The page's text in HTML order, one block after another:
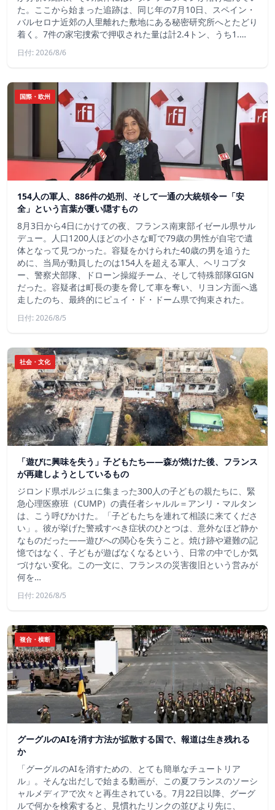
た。ここから始まった追跡は、同じ年の7月10日、スペイン・
バルセロナ近郊の人里離れた敷地にある秘密研究所へとたどり
着く。7件の家宅捜索で押収された量は計2.4トン、うち1.…
日付: 2026/8/6
国際・欧州
154人の軍人、886件の処刑、そして一通の大統領令ー「安
全」という言葉が覆い隠すもの
8月3日から4日にかけての夜、フランス南東部イゼール県サル
デュー。人口1200人ほどの小さな町で79歳の男性が自宅で遺
体となって見つかった。容疑をかけられた40歳の男を追うた
めに、当局が動員したのは154人を超える軍人、ヘリコプタ
ー、警察犬部隊、ドローン操縦チーム、そして特殊部隊GIGN
だった。容疑者は町長の妻を脅して車を奪い、リヨン方面へ逃
走したのち、最終的にピュイ・ド・ドーム県で拘束された。
日付: 2026/8/5
社会・文化
「遊びに興味を失う」子どもたち——森が焼けた後、フランス
が再建しようとしているもの
ジロンド県ポルジュに集まった300人の子どもの親たちに、緊
急心理医療班（CUMP）の責任者シャルル＝アンリ・マルタン
は、こう呼びかけた。「子どもたちを連れて相談に来てくださ
い」。彼が挙げた警戒すべき症状のひとつは、意外なほど静か
なものだった――遊びへの関心を失うこと。焼け跡や避難の記
憶ではなく、子どもが遊ばなくなるという、日常の中でしか気
づけない変化。この一文に、フランスの災害復旧という営みが
何を…
日付: 2026/8/5
複合・横断
グーグルのAIを消す方法が拡散する国で、報道は生き残れる
か
「グーグルのAIを消すための、とても簡単なチュートリア
ル」。そんな出だしで始まる動画が、この夏フランスのソーシ
ャルメディアで次々と再生されている。7月22日以降、グーグ
ルで何かを検索すると、見慣れたリンクの並びより先に、